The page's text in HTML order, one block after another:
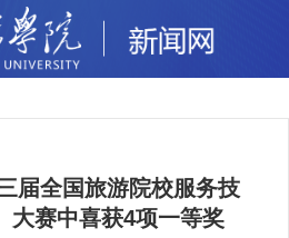
届全国旅游院校服务技
大赛中喜获4项一等奖